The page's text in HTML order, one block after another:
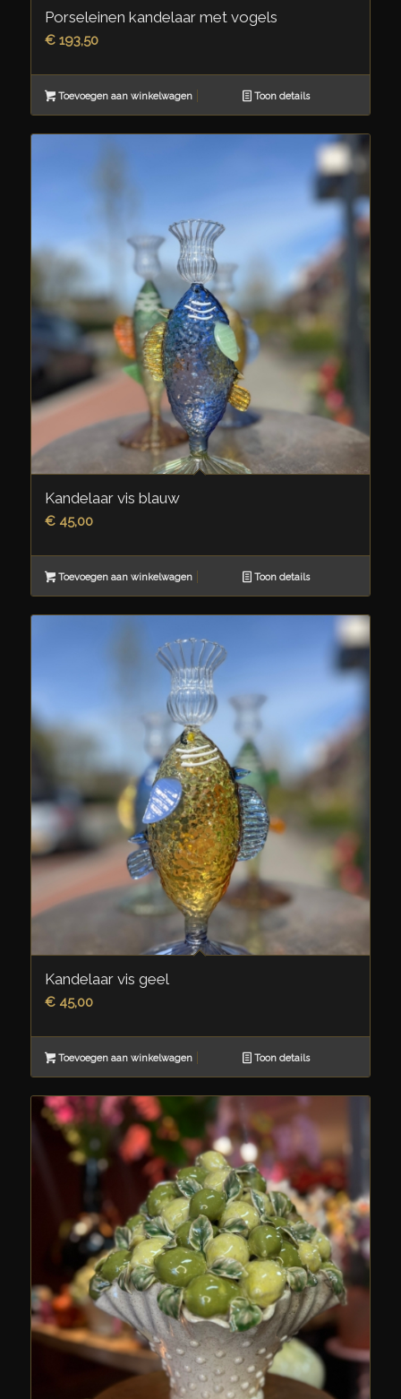
Porseleinen kandelaar met vogels
€193,50
Toevoegen aan winkelwagen Toon details
Kandelaar vis blauw
€45,00
Toevoegen aan winkelwagen Toon details
Kandelaar vis geel
€45,00
Toevoegen aan winkelwagen Toon details